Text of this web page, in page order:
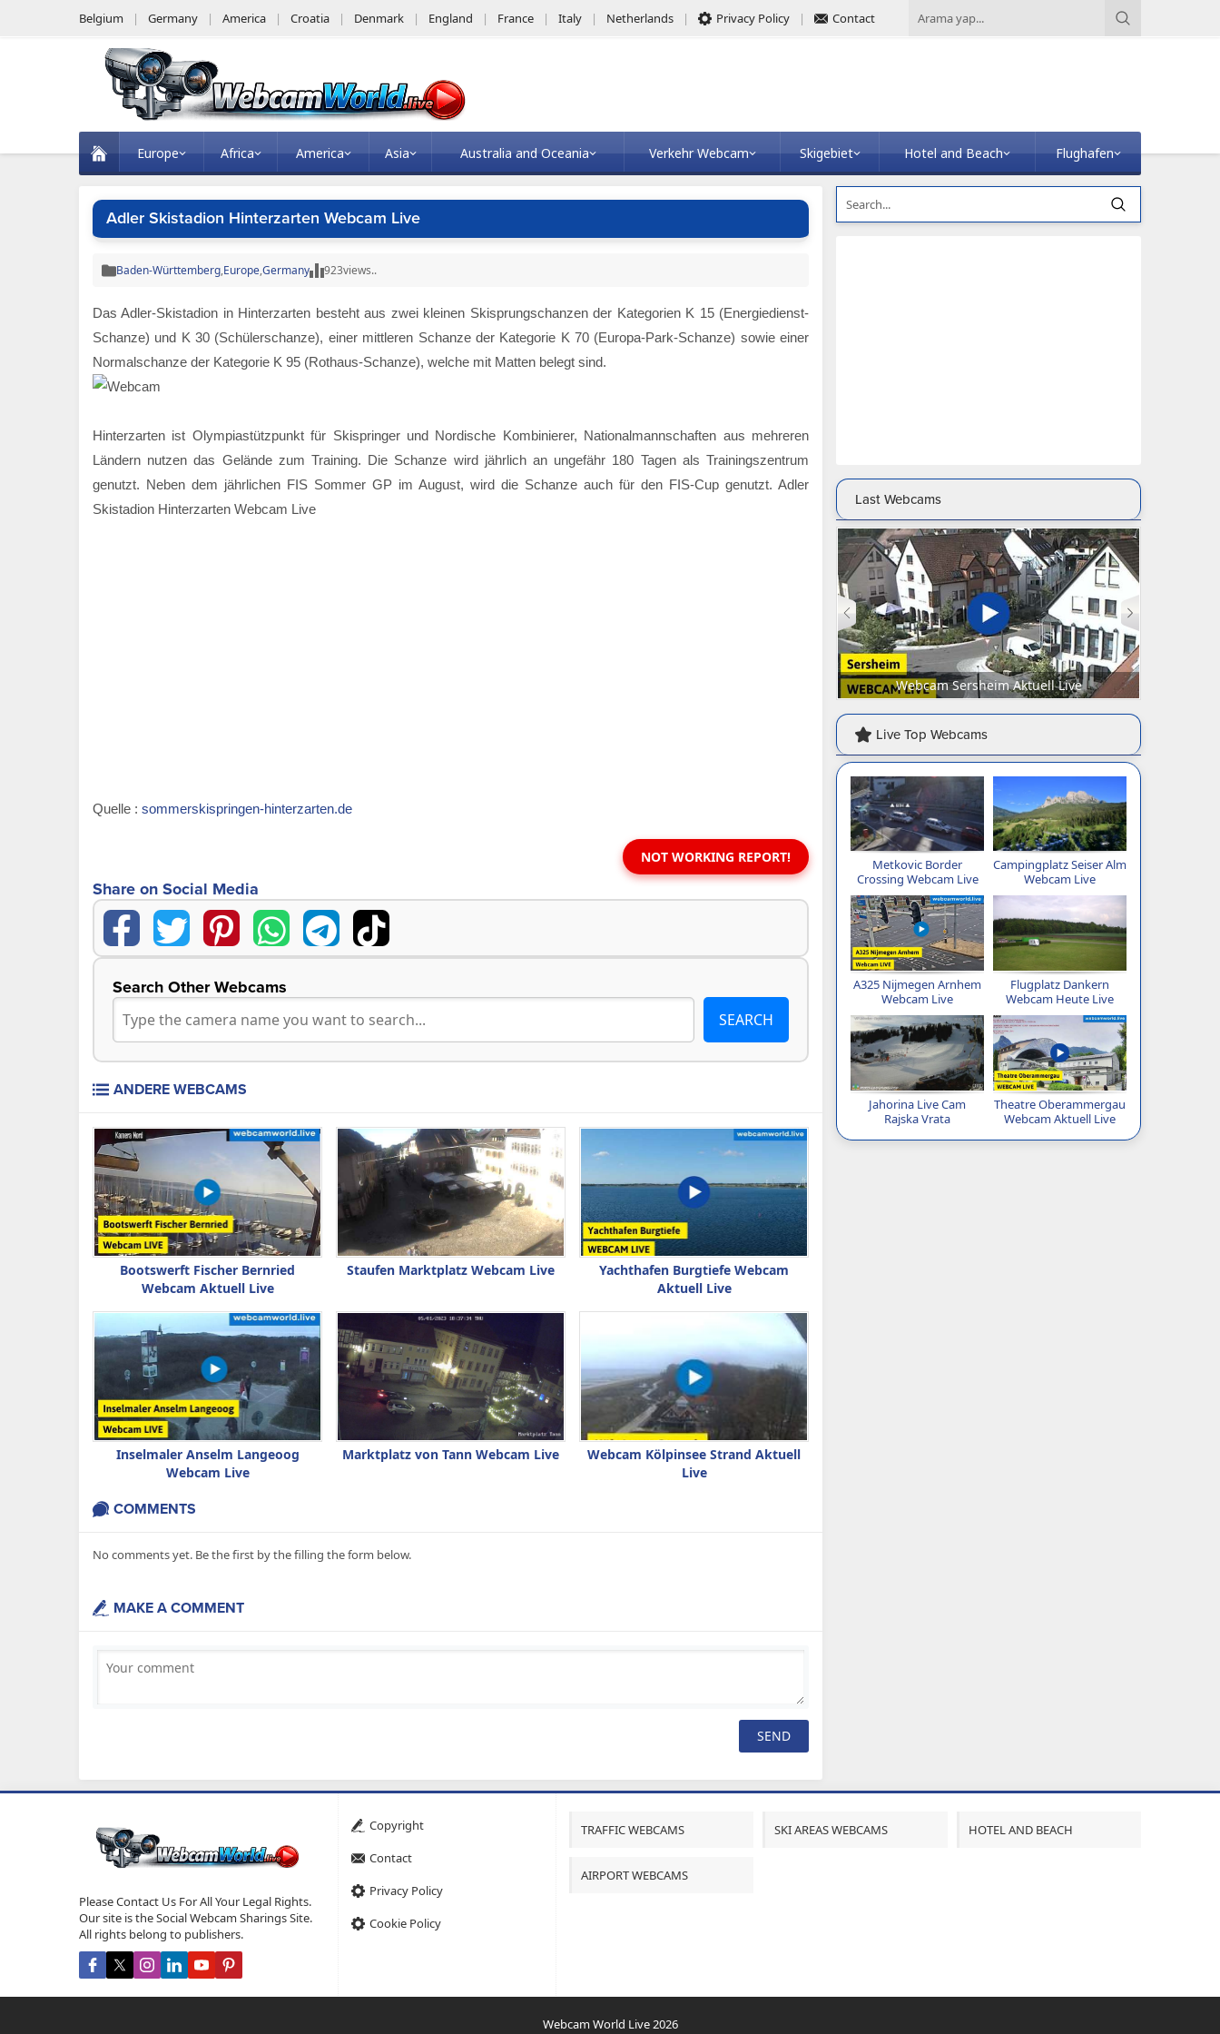
Belgium Germany America Croatia Denmark England France Italy Netherlands Privacy Policy Contact
Europe Africa America Asia Australia and Oceania Verkehr Webcam Skigebiet Hotel and Beach Flughafen
Adler Skistadion Hinterzarten Webcam Live
Baden-Württemberg,Europe,Germany 923views..
Das Adler-Skistadion in Hinterzarten besteht aus zwei kleinen Skisprungschanzen der Kategorien K 15 (Energiedienst-
Schanze) und K 30 (Schülerschanze), einer mittleren Schanze der Kategorie K 70 (Europa-Park-Schanze) sowie einer
Normalschanze der Kategorie K 95 (Rothaus-Schanze), welche mit Matten belegt sind.
Hinterzarten ist Olympiastützpunkt für Skispringer und Nordische Kombinierer, Nationalmannschaften aus mehreren
Ländern nutzen das Gelände zum Training. Die Schanze wird jährlich an ungefähr 180 Tagen als Trainingszentrum
genutzt. Neben dem jährlichen FIS Sommer GP im August, wird die Schanze auch für den FIS-Cup genutzt. Adler
Skistadion Hinterzarten Webcam Live
Quelle : sommerskispringen-hinterzarten.de
NOT WORKING REPORT!
Share on Social Media
Search Other Webcams
ANDERE WEBCAMS
Bootswerft Fischer Bernried
Webcam Aktuell Live
Staufen Marktplatz Webcam Live
Yachthafen Burgtiefe Webcam
Aktuell Live
Inselmaler Anselm Langeoog
Webcam Live
Marktplatz von Tann Webcam Live
Webcam Kölpinsee Strand Aktuell
Live
COMMENTS
No comments yet. Be the first by the filling the form below.
MAKE A COMMENT
Last Webcams
Webcam Sersheim Aktuell Live
Live Top Webcams
Metkovic Border
Crossing Webcam Live
Campingplatz Seiser Alm
Webcam Live
A325 Nijmegen Arnhem
Webcam Live
Flugplatz Dankern
Webcam Heute Live
Jahorina Live Cam
Rajska Vrata
Theatre Oberammergau
Webcam Aktuell Live
Please Contact Us For All Your Legal Rights.
Our site is the Social Webcam Sharings Site.
All rights belong to publishers.
Copyright
Contact
Privacy Policy
Cookie Policy
TRAFFIC WEBCAMS SKI AREAS WEBCAMS HOTEL AND BEACH
AIRPORT WEBCAMS
Webcam World Live 2026